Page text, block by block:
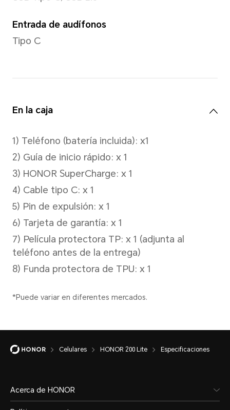
Foto, video, retrato, noche,
de sonrisas, reflejo en
gestos, etc.
Reconocimiento facial
Compatible con
Batería
Capacidad
*La capacidad nominal es de 4,400
Celulares HONOR 200 Lite Especificaciones
Acerca de HONOR